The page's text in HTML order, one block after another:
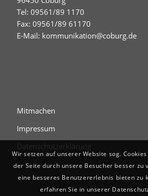
Tel: 09561/89 1170
Fax: 09561/89 61170
E-Mail: kommunikation@coburg.de
Mitmachen
Impressum
Datenschutzerklärung
Wir setzen auf unserer Website sog.
der Seite durch unsere Besucher besser zu
eine besseres Benutzererlebnis bieten zu
erfahren Sie in unserer